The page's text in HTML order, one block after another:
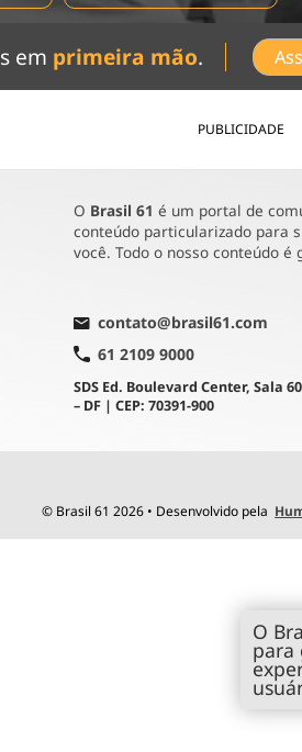
em primeira mão.
PUBLICIDADE
O Brasil 61 é um portal de
conteúdo particularizado para
você. Todo o nosso conteúdo
contato@brasil61.com
61 2109 9000
SDS Ed. Boulevard Center, Sala
– DF | CEP: 70391-900
© Brasil 61 2026 • Desenvolvido pela
O
para